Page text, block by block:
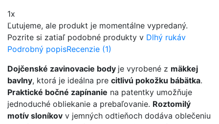
1x
Ľutujeme, ale produkt je momentálne vypredaný.
Pozrite si zatiaľ podobné produkty v Dlhý rukáv
Podrobný popisRecenzie (1)
Dojčenské zavinovacie body je vyrobené z mäkkej
bavlny, ktorá je ideálna pre citlivú pokožku bábätka.
Praktické bočné zapínanie na patentky umožňuje
jednoduché obliekanie a prebaľovanie. Roztomilý
motív sloníkov v jemných odtieňoch dodáva oblečeniu